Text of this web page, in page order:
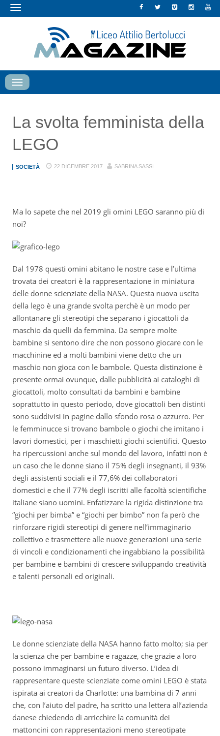
Toggle
Toggle
navigation
La svolta femminista della
LEGO
SOCIETÀ 22 DICEMBRE 2017 SABRINA SASSI
Ma lo sapete che nel 2019 gli omini LEGO saranno più di
noi?
Dal 1978 questi omini abitano le nostre case e l’ultima
trovata dei creatori è la rappresentazione in miniatura
delle donne scienziate della NASA. Questa nuova uscita
della lego è una grande svolta perchè è un modo per
allontanare gli stereotipi che separano i giocattoli da
maschio da quelli da femmina. Da sempre molte
bambine si sentono dire che non possono giocare con le
macchinine ed a molti bambini viene detto che un
maschio non gioca con le bambole. Questa distinzione è
presente ormai ovunque, dalle pubblicità ai cataloghi di
giocattoli, molto consultati da bambini e bambine
soprattutto in questo periodo, dove giocattoli ben distinti
sono suddivisi in pagine dallo sfondo rosa o azzurro. Per
le femminucce si trovano bambole o giochi che imitano i
lavori domestici, per i maschietti giochi scientifici. Questo
ha ripercussioni anche sul mondo del lavoro, infatti non è
un caso che le donne siano il 75% degli insegnanti, il 93%
degli assistenti sociali e il 77,6% dei collaboratori
domestici e che il 77% degli iscritti alle facoltà scientifiche
italiane siano uomini. Enfatizzare la rigida distinzione tra
“giochi per bimba” e “giochi per bimbo” non fa però che
rinforzare rigidi stereotipi di genere nell’immaginario
collettivo e trasmettere alle nuove generazioni una serie
di vincoli e condizionamenti che ingabbiano la possibilità
per bambine e bambini di crescere sviluppando creatività
e talenti personali ed originali.
Le donne scienziate della NASA hanno fatto molto; sia per
la scienza che per bambine e ragazze, che grazie a loro
possono immaginarsi un futuro diverso. L’idea di
rappresentare queste scienziate come omini LEGO è stata
ispirata ai creatori da Charlotte: una bambina di 7 anni
che, con l’aiuto del padre, ha scritto una lettera all’azienda
danese chiedendo di arricchire la comunità dei
mattoncini con rappresentazioni meno stereotipate